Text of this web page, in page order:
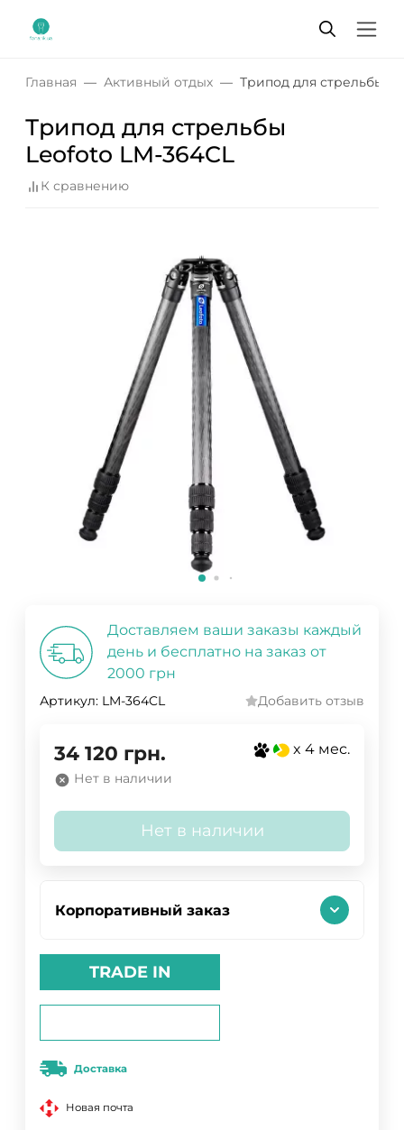
Главная Активный отдых Трипод для стрельбы
Трипод для стрельбы
Leofoto LM-364CL
К сравнению
Доставляем ваши заказы каждый
день и бесплатно на заказ от
2000 грн
Артикул: LM-364CL Добавить отзыв
34 120 грн. x 4 мес.
Нет в наличии
Нет в наличии
Корпоративный заказ
TRADE IN
Доставка
Новая почта